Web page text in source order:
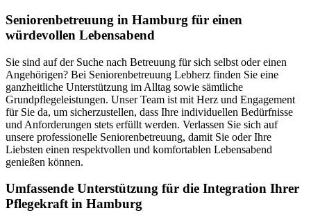
Senioren­betreuung in Hamburg für einen
würdevollen Lebensabend
Sie sind auf der Suche nach Betreuung für sich selbst oder einen
Angehörigen? Bei Seniorenbetreuung Lebherz finden Sie eine
ganzheitliche Unterstützung im Alltag sowie sämtliche
Grundpflegeleistungen. Unser Team ist mit Herz und Engagement
für Sie da, um sicherzustellen, dass Ihre individuellen Bedürfnisse
und Anforderungen stets erfüllt werden. Verlassen Sie sich auf
unsere professionelle Seniorenbetreuung, damit Sie oder Ihre
Liebsten einen respektvollen und komfortablen Lebensabend
genießen können.
Umfassende Unterstützung für die Integration Ihrer
Pflegekraft in Hamburg